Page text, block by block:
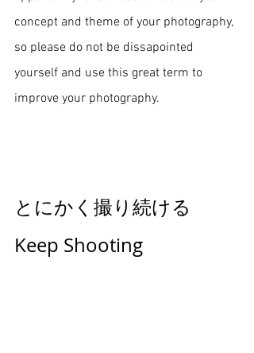
concept and theme of your photography,
so please do not be dissapointed
yourself and use this great term to
improve your photography.
とにかく撮り続ける
Keep Shooting